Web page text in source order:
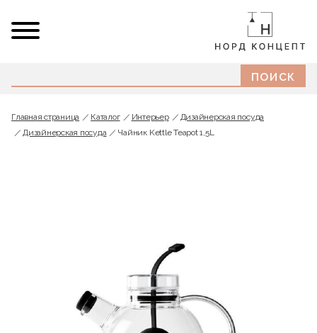
Главная страница Каталог Интерьер
Дизайнерская посуда
Дизайнерская посуда
Чайник Kettle Teapot 1,5L